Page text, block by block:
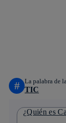
# La palabra de
TIC
¿Quién es